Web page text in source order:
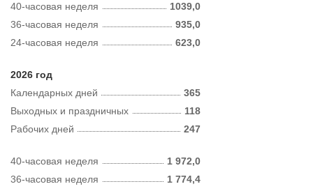
40-часовая неделя
1039,0
36-часовая неделя
935,0
24-часовая неделя
623,0
2026 год
Календарных дней
365
Рабочих дней 247
Выходных и праздничных 118
40-часовая неделя
1 972,0
36-часовая неделя
1 774,4